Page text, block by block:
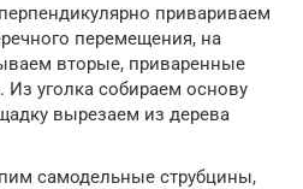
привариваем
перемещения, на
вторые, приваренные
Из уголка собираем основу
вырезаем из дерева
самодельные струбцины,